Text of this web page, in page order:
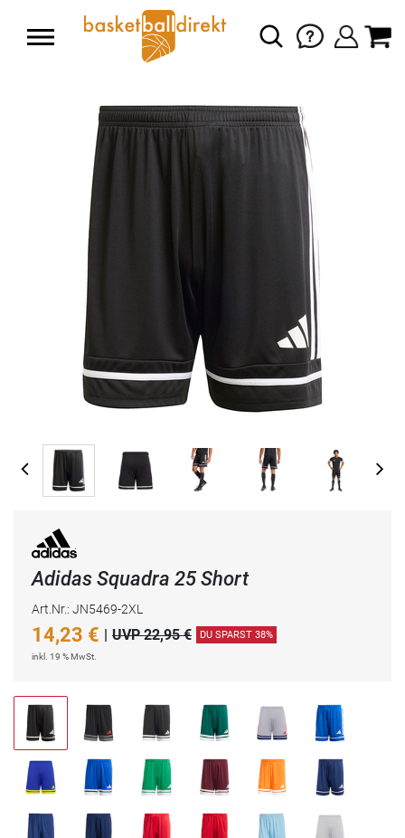
Adidas Squadra 25 Short
Art.Nr.: JN5469-2XL
14,23 € | UVP 22,95 € DU SPARST 38%
inkl. 19 % MwSt.